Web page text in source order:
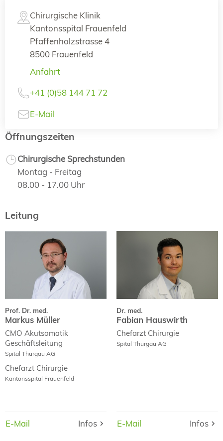
Chirurgische Klinik
Kantonsspital Frauenfeld
Pfaffenholzstrasse 4
8500 Frauenfeld
Anfahrt
+41 (0)58 144 71 72
E-Mail
Öffnungszeiten
Chirurgische Sprechstunden
Montag - Freitag
08.00 - 17.00 Uhr
Leitung
Prof. Dr. med.
Markus Müller
CMO Akutsomatik
Geschäftsleitung
Spital Thurgau AG
Chefarzt Chirurgie
Kantonsspital Frauenfeld
E-Mail Infos
Prof. Dr. med.
Markus Müller
Curriculum Vitae
Fachpublikationen
E-Mail Infos
Dr. med.
Fabian Hauswirth
Chefarzt Chirurgie
Spital Thurgau AG
E-Mail Infos
Fabian Hauswirth
Curriculum Vitae
E-Mail Infos